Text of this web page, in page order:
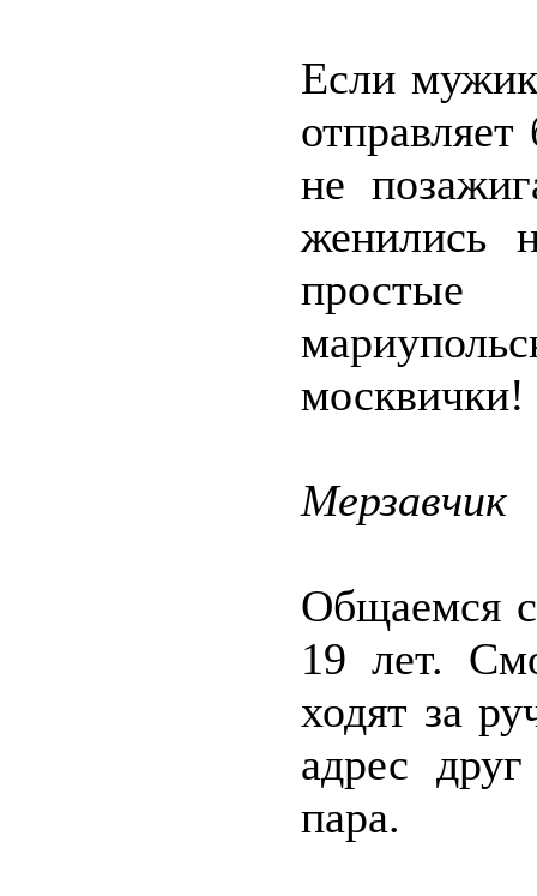
Если
не
женились
москвички!
Мерзавчик
Общаемся
19 лет.
ходят за
адрес
пара.